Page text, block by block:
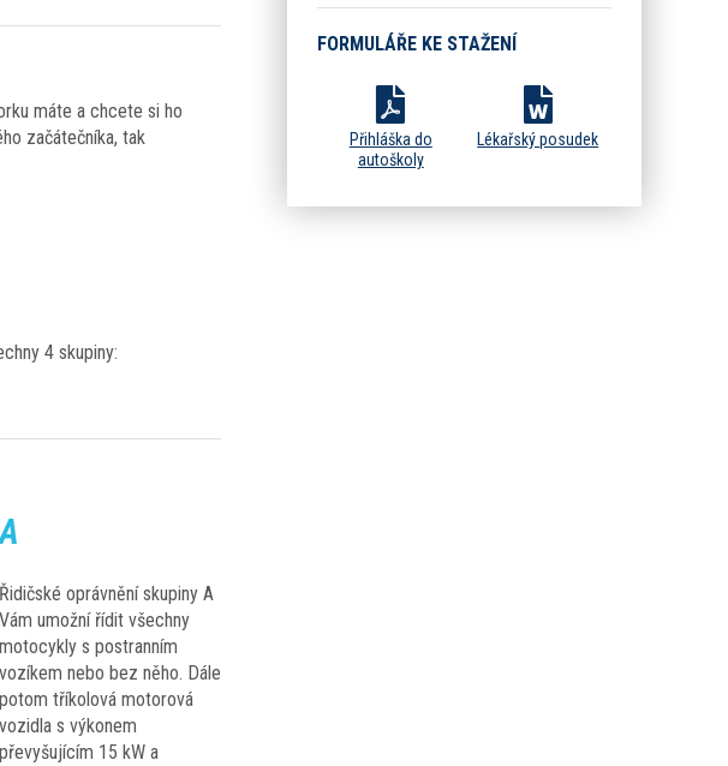
máte a chcete si ho
začátečníka, tak
4 skupiny:
A
Řidičské oprávnění skupiny A
Vám umožní řídit všechny
motocykly s postranním
vozíkem nebo bez něho. Dále
potom tříkolová motorová
vozidla s výkonem
převyšujícím 15 kW a
FORMULÁŘE KE STAŽENÍ
Přihláška do
autoškoly
Lékařský posudek